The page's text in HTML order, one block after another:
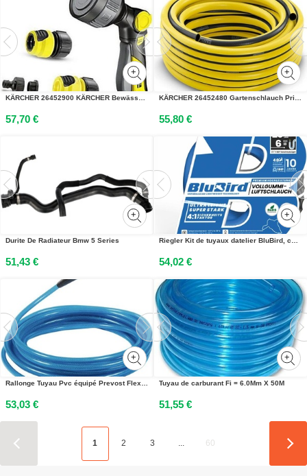
KÄRCHER 26452900 KÄRCHER Bewässerungs-Set Multifunktion Plus
57,70 €
KÄRCHER 26452480 Gartenschlauch PrimoFlex® 30,0 m
55,80 €
Durite De Radiateur Bmw 5 Series
51,43 €
Riegler Kit de tuyaux datelier BluBird, cpl. à fermeture rapide, Ø12x6, 20 m
54,02 €
Rallonge Tuyau Pvc équipé Prevost Flexibilité Et Connexion Rapide - Prevost
53,03 €
Tuyau de carburant Fi = 6.0Mm X 50M
51,55 €
1 2 3 ... 60